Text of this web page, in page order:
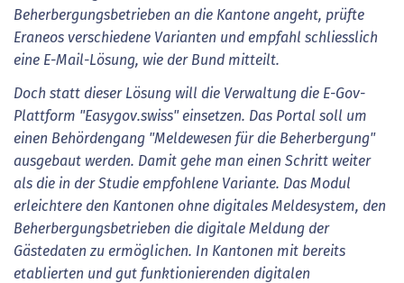
Beherbergungsbetrieben an die Kantone angeht, prüfte
Eraneos verschiedene Varianten und empfahl schliesslich
eine E-Mail-Lösung, wie der Bund mitteilt.
Doch statt dieser Lösung will die Verwaltung die E-Gov-
Plattform "Easygov.swiss" einsetzen. Das Portal soll um
einen Behördengang "Meldewesen für die Beherbergung"
ausgebaut werden. Damit gehe man einen Schritt weiter
als die in der Studie empfohlene Variante. Das Modul
erleichtere den Kantonen ohne digitales Meldesystem, den
Beherbergungsbetrieben die digitale Meldung der
Gästedaten zu ermöglichen. In Kantonen mit bereits
etablierten und gut funktionierenden digitalen